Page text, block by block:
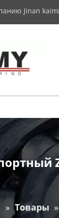
Jinan
» Товары »